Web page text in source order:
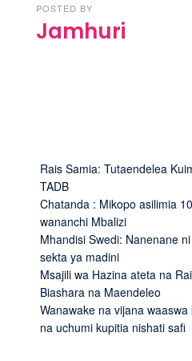
POSTED BY
Jamhuri
Rais Samia: Tutaendelea
TADB
Chatanda : Mikopo asilimia
wananchi Mbalizi
Mhandisi Swedi: Nanenane
sekta ya madini
Msajili wa Hazina ateta na
Biashara na Maendeleo
Wanawake na vijana
na uchumi kupitia nishati safi